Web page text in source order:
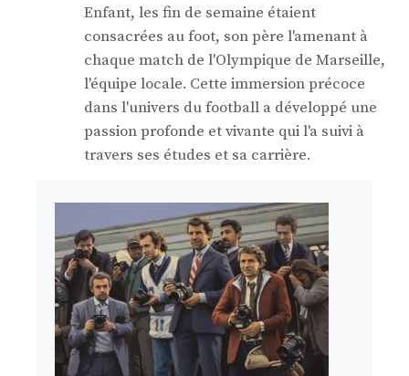
Enfant, les fin de semaine étaient
consacrées au foot, son père l'amenant à
chaque match de l'Olympique de Marseille,
l'équipe locale. Cette immersion précoce
dans l'univers du football a développé une
passion profonde et vivante qui l'a suivi à
travers ses études et sa carrière.